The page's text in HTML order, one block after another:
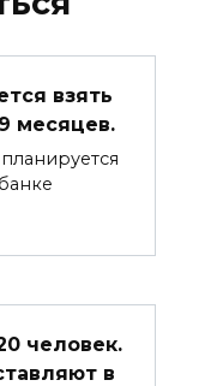
взять
месяцев.
человек.
в